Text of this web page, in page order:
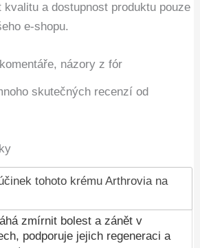
kvalitu a dostupnost produktu pouze
e-shopu.
názory z fór
skutečných recenzí od
tohoto krému Arthrovia na
zmírnit bolest a zánět v
podporuje jejich regeneraci a